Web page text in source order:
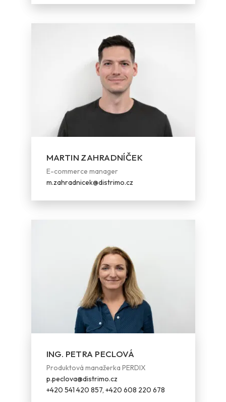
MARTIN ZAHRADNÍČEK
E-commerce manager
m.zahradnicek@distrimo.cz
ING. PETRA PECLOVÁ
Produktová manažerka PERDIX
p.peclova@distrimo.cz
+420 541 420 857, +420 608 220 678